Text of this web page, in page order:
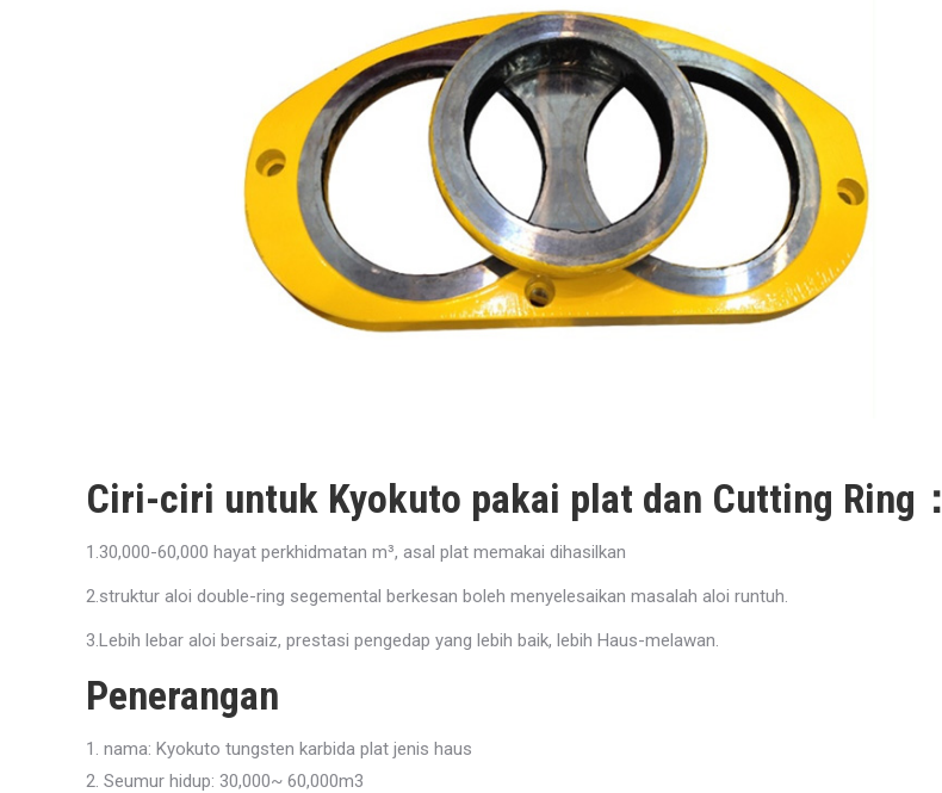
Ciri-ciri untuk Kyokuto pakai plat dan Cutting Ring：
1.30,000-60,000 hayat perkhidmatan m³, asal plat memakai dihasilkan
2.struktur aloi double-ring segemental berkesan boleh menyelesaikan masalah aloi runtuh.
3.Lebih lebar aloi bersaiz, prestasi pengedap yang lebih baik, lebih Haus-melawan.
Penerangan
1. nama: Kyokuto tungsten karbida plat jenis haus
2. Seumur hidup: 30,000~ 60,000m3